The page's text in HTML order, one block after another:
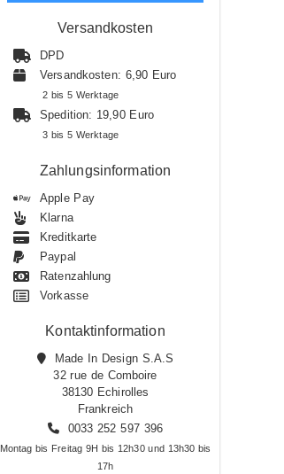
Versandkosten
DPD
Versandkosten: 6,90 Euro
2 bis 5 Werktage
Spedition: 19,90 Euro
3 bis 5 Werktage
Zahlungsinformation
Apple Pay
Klarna
Kreditkarte
Paypal
Ratenzahlung
Vorkasse
Kontaktinformation
Made In Design S.A.S
32 rue de Comboire
38130 Echirolles
Frankreich
0033 252 597 396
Montag bis Freitag 9H bis 12h30 und 13h30 bis
17h